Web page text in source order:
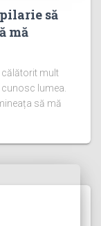
să
mă
călătorit mult
lumea.
să mă